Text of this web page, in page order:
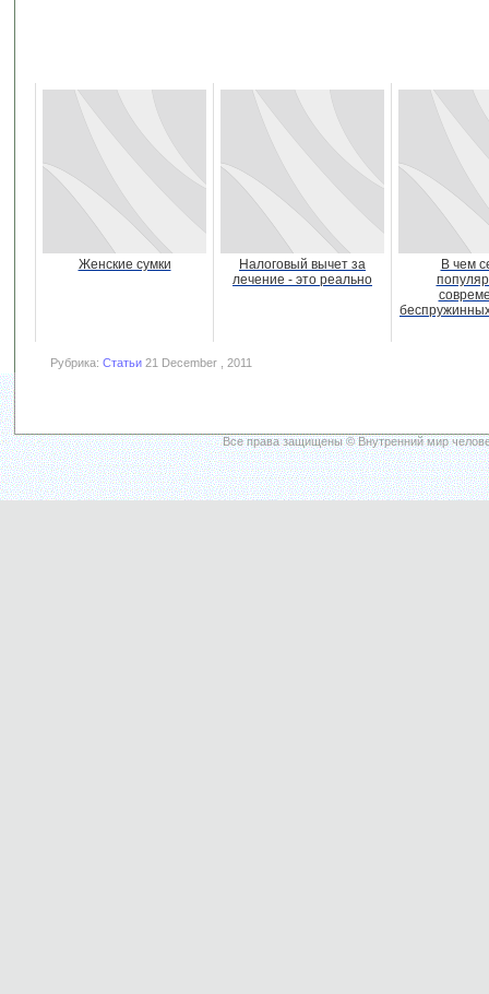
Женские сумки
Налоговый вычет за
лечение - это реально
В чем
Рубрика: Статьи 21 December , 2011
Все права защищены © Внутренний мир